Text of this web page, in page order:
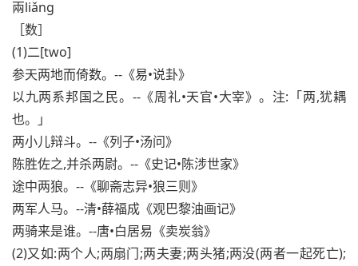
兩liǎng
［数］
(1)二[two]
参天两地而倚数。--《易•说卦》
以九两系邦国之民。--《周礼•天官•大宰》。注:「两,犹耦
也。」
两小儿辩斗。--《列子•汤问》
陈胜佐之,并杀两尉。--《史记•陈涉世家》
途中两狼。--《聊斋志异•狼三则》
两军人马。--清•薛福成《观巴黎油画记》
两骑来是谁。--唐•白居易《卖炭翁》
(2)又如:两个人;两扇门;两夫妻;两头猪;两没(两者一起死亡);